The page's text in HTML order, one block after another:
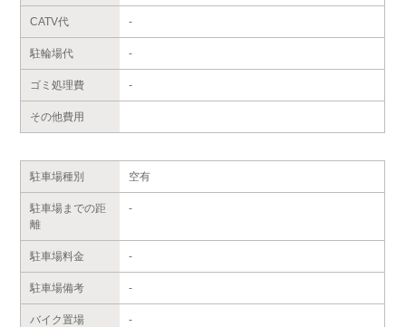
CATV代 -
駐輪場代 -
ゴミ処理費 -
その他費用
駐車場種別 空有
駐車場までの距
離
-
駐車場料金 -
駐車場備考 -
バイク置場 -